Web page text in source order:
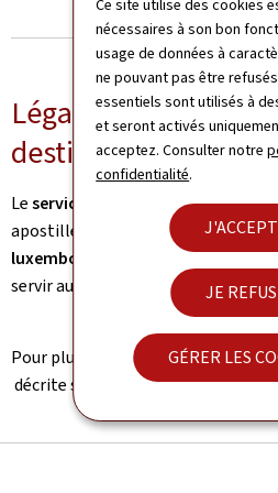
Ce site utilise des cookies
nécessaires à son bon
usage de données à
ne pouvant pas être
essentiels sont utilisés à
et seront activés
acceptez. Consulter notre
confidentialité.
JE
GÉRER LES
Légaliser des actes
destinés à l'étranger
Leservice de légalisationémet
apostilles de signatures d’autorités
luxembourgeoises
appliquées sur
servir auprès d’autorités publiques
Pour plus d'explications, veuillez
décrite sur le portail Citoyens,